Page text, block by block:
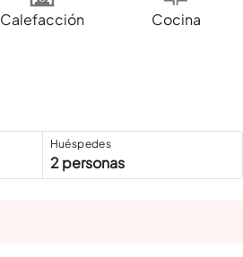
Calefacción
Cocina
Huéspedes
2 personas